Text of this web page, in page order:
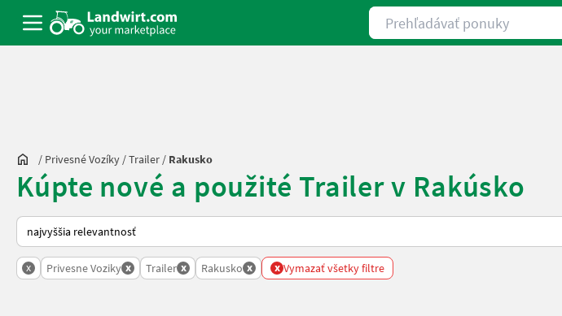
Prehľadávať ponuky
/ Privesné Vozíky /Trailer / Rakusko
Kúpte nové a použité Trailer v Rakúsko
Takto sa vykonáva triedenie na Landwirt.com
x Privesne Voziky x Trailer x Rakusko x x Vymazať všetky filtre